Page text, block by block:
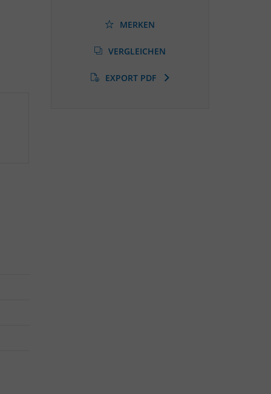
MERKEN
VERGLEICHEN
EXPORT PDF